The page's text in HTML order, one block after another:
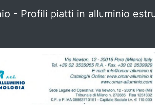
- Profili piatti in alluminio